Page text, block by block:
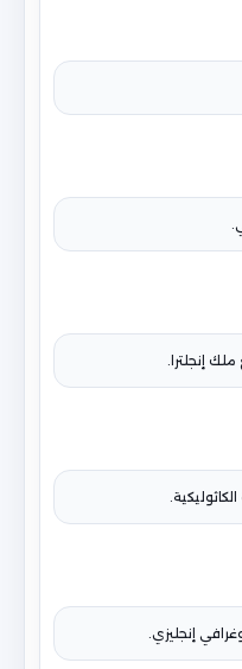
إنجلترا.
إنجليزي.